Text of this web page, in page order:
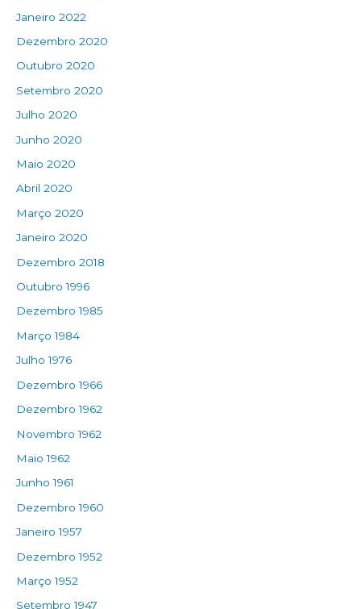
Janeiro 2022
Dezembro 2020
Outubro 2020
Setembro 2020
Julho 2020
Junho 2020
Maio 2020
Abril 2020
Março 2020
Janeiro 2020
Dezembro 2018
Outubro 1996
Dezembro 1985
Março 1984
Julho 1976
Dezembro 1966
Dezembro 1962
Novembro 1962
Maio 1962
Junho 1961
Dezembro 1960
Janeiro 1957
Dezembro 1952
Março 1952
Setembro 1947